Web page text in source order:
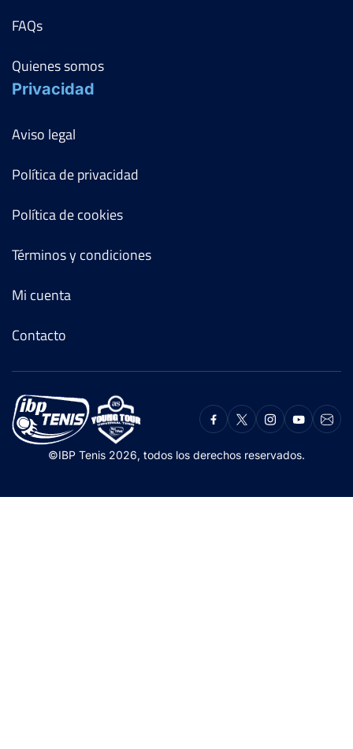
FAQs
Quienes somos
Privacidad
Aviso legal
Política de privacidad
Política de cookies
Términos y condiciones
Mi cuenta
Contacto
©IBP Tenis 2026, todos los derechos reservados.